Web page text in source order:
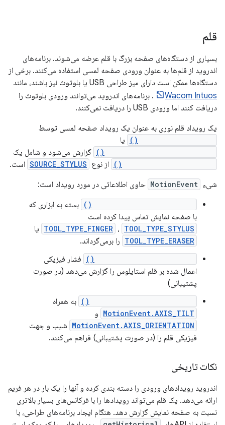
قلم
بسیاری از دستگاه‌های صفحه بزرگ با قلم عرضه می‌شوند. برنامه‌های
اندروید از قلم‌ها به عنوان ورودی صفحه لمسی استفاده می‌کنند. برخی از
دستگاه‌ها ممکن است دارای میز طراحی USB یا بلوتوث نیز باشند، مانند
Wacom Intuos
. برنامه‌های اندروید می‌توانند ورودی بلوتوث را
دریافت کنند اما ورودی USB را دریافت نمی‌کنند.
یک رویداد قلم نوری به عنوان یک رویداد صفحه لمسی توسط
یا
گزارش می‌شود و شامل یک
از نوع SOURCE_STYLUS است.
شیء MotionEvent حاوی اطلاعاتی در مورد رویداد است:
بسته به ابزاری که
با صفحه نمایش تماس پیدا کرده است
TOOL_TYPE_FINGER ، TOOL_TYPE_STYLUS یا
TOOL_TYPE_ERASER را برمی‌گرداند.
فشار فیزیکی
اعمال شده بر قلم استایلوس را گزارش می‌دهد (در صورت
پشتیبانی)
به همراه
MotionEvent.AXIS_TILT و
MotionEvent.AXIS_ORIENTATION شیب و جهت
فیزیکی قلم را (در صورت پشتیبانی) فراهم می‌کنند.
نکات تاریخی
اندروید رویدادهای ورودی را دسته بندی کرده و آنها را یک بار در هر فریم
ارائه می‌دهد. یک قلم می‌تواند رویدادها را با فرکانس‌های بسیار بالاتری
نسبت به صفحه نمایش گزارش دهد. هنگام ایجاد برنامه‌های طراحی، با